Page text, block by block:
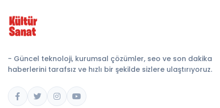
- Güncel teknoloji, kurumsal çözümler, seo ve son dakika
haberlerini tarafsız ve hızlı bir şekilde sizlere ulaştırıyoruz.